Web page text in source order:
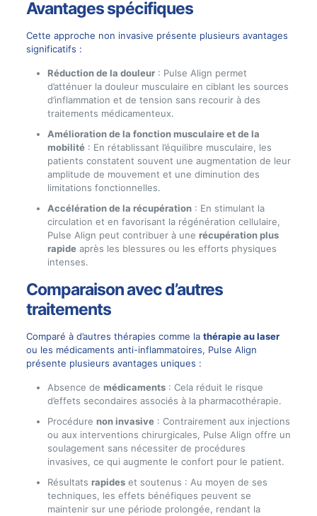
Avantages spécifiques
Cette approche non invasive présente plusieurs avantages
significatifs :
Réduction de la douleur: Pulse Align permet
d’atténuer la douleur musculaire en ciblant les sources
d’inflammation et de tension sans recourir à des
traitements médicamenteux.
Amélioration de la fonction musculaire et de la
mobilité: En rétablissant l’équilibre musculaire, les
patients constatent souvent une augmentation de leur
amplitude de mouvement et une diminution des
limitations fonctionnelles.
Accélération de la récupération: En stimulant la
circulation et en favorisant la régénération cellulaire,
Pulse Align peut contribuer à une récupération plus
rapideaprès les blessures ou les efforts physiques
intenses.
Comparaison avec d’autres
traitements
Comparé à d’autres thérapies comme la thérapie au laser
ou les médicaments anti-inflammatoires, Pulse Align
présente plusieurs avantages uniques :
Absence de médicaments: Cela réduit le risque
d’effets secondaires associés à la pharmacothérapie.
Procédure non invasive: Contrairement aux injections
ou aux interventions chirurgicales, Pulse Align offre un
soulagement sans nécessiter de procédures
invasives, ce qui augmente le confort pour le patient.
Résultats rapideset soutenus : Au moyen de ses
techniques, les effets bénéfiques peuvent se
maintenir sur une période prolongée, rendant la